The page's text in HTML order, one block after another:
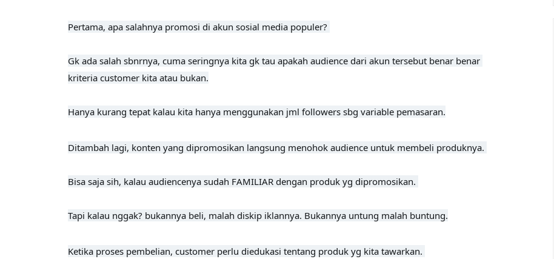
Pertama, apa salahnya promosi di akun sosial media populer?
Gk ada salah sbnrnya, cuma seringnya kita gk tau apakah audience dari akun tersebut benar benar
kriteria customer kita atau bukan.
Hanya kurang tepat kalau kita hanya menggunakan jml followers sbg variable pemasaran.
Ditambah lagi, konten yang dipromosikan langsung menohok audience untuk membeli produknya.
Bisa saja sih, kalau audiencenya sudah FAMILIAR dengan produk yg dipromosikan.
Tapi kalau nggak? bukannya beli, malah diskip iklannya. Bukannya untung malah buntung.
Ketika proses pembelian, customer perlu diedukasi tentang produk yg kita tawarkan.